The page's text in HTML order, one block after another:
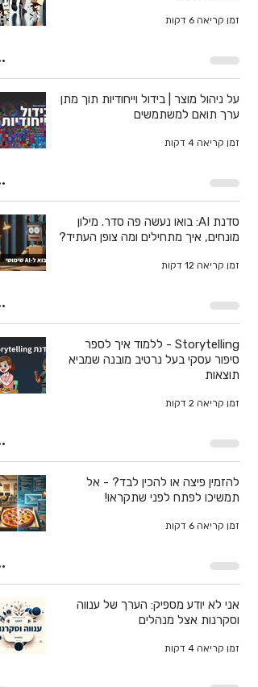
זמן קריאה 6 דקות
על ניהול מוצר | בידול וייחודיות תוך מתן
ערך תואם למשתמשים
זמן קריאה 4 דקות
סדנת AI: בואו נעשה פה סדר. מילון
מונחים, איך מתחילים ומה צופן העתיד?
זמן קריאה 12 דקות
Storytelling - ללמוד איך לספר
סיפור עסקי בעל נרטיב מובנה שמביא
תוצאות
זמן קריאה 2 דקות
להזמין פיצה או להכין לבד? - אל
תמשיכו לפתח לפני שתקראו!
זמן קריאה 6 דקות
אני לא יודע מספיק: הערך של ענווה
וסקרנות אצל מנהלים
זמן קריאה 4 דקות